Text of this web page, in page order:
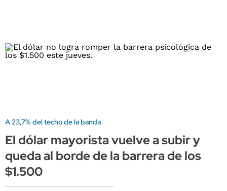
A 23,7% del techo de la banda
El dólar mayorista vuelve a subir y
queda al borde de la barrera de los
$1.500